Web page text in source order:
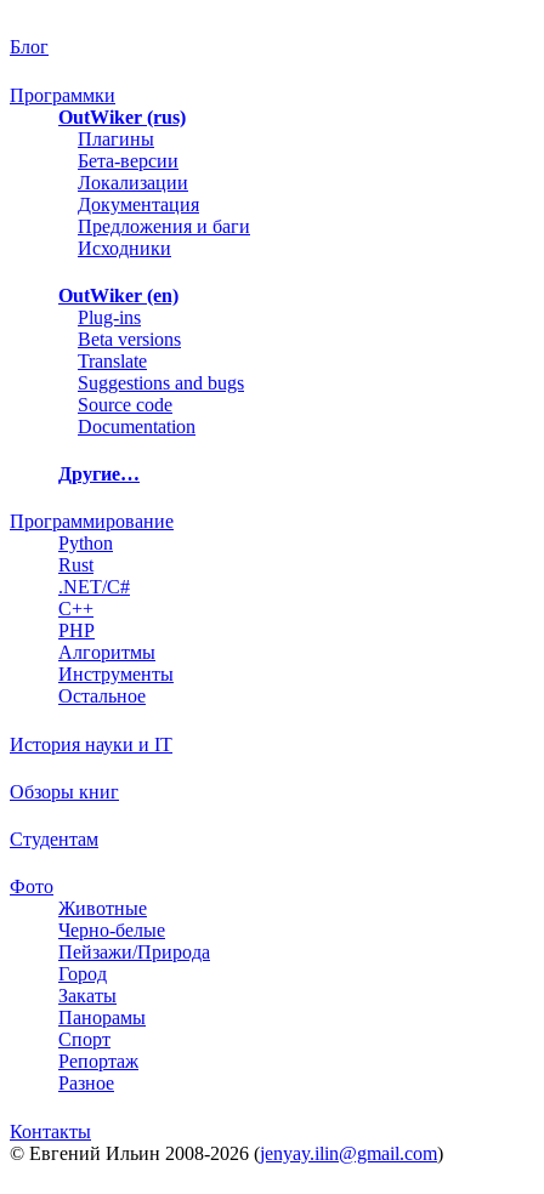
Блог
Программки
OutWiker (rus)
Плагины
Бета-версии
Локализации
Документация
Предложения и баги
Исходники
OutWiker (en)
Plug-ins
Beta versions
Translate
Suggestions and bugs
Source code
Documentation
Другие…
Программирование
Python
Rust
.NET/C#
C++
PHP
Алгоритмы
Инструменты
Остальное
История науки и IT
Обзоры книг
Студентам
Фото
Животные
Черно-белые
Пейзажи/Природа
Город
Закаты
Панорамы
Спорт
Репортаж
Разное
Контакты
© Евгений Ильин 2008-2026 (jenyay.ilin@gmail.com)